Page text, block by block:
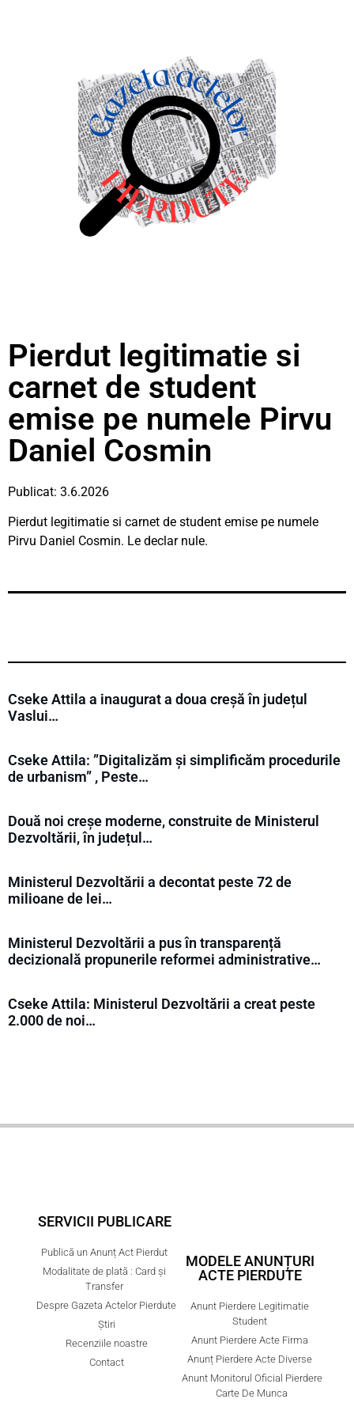
Pierdut legitimatie si
carnet de student
emise pe numele Pirvu
Daniel Cosmin
Publicat: 3.6.2026
Pierdut legitimatie si carnet de student emise pe numele
Pirvu Daniel Cosmin. Le declar nule.
Cseke Attila a inaugurat a doua creșă în județul
Vaslui…
Cseke Attila: ”Digitalizăm și simplificăm procedurile
de urbanism” , Peste…
Două noi creșe moderne, construite de Ministerul
Dezvoltării, în județul…
Ministerul Dezvoltării a decontat peste 72 de
milioane de lei…
Ministerul Dezvoltării a pus în transparență
decizională propunerile reformei administrative…
Cseke Attila: Ministerul Dezvoltării a creat peste
2.000 de noi…
SERVICII PUBLICARE
Publică un Anunț Act Pierdut
Modalitate de plată : Card și
Transfer
Despre Gazeta Actelor Pierdute
Știri
Recenziile noastre
Contact
MODELE ANUNȚURI
ACTE PIERDUTE
Anunt Pierdere Legitimatie
Student
Anunt Pierdere Acte Firma
Anunț Pierdere Acte Diverse
Anunt Monitorul Oficial Pierdere
Carte De Munca